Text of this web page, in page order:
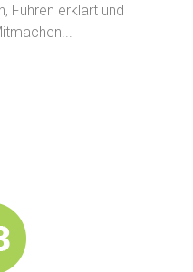
Führen erklärt und